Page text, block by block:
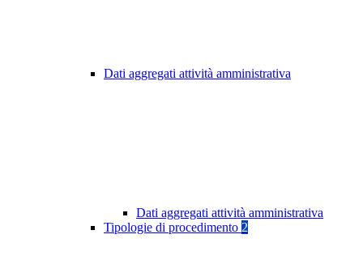
Dati aggregati attività amministrativa
Dati aggregati attività amministrativa
Tipologie di procedimento 2